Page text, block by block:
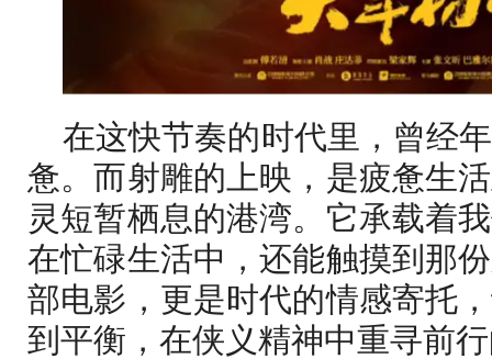
在这快节奏的时代里，曾经
惫。而射雕的上映，是疲惫生
灵短暂栖息的港湾。它承载着
在忙碌生活中，还能触摸到那
部电影，更是时代的情感寄托
到平衡，在侠义精神中重寻前